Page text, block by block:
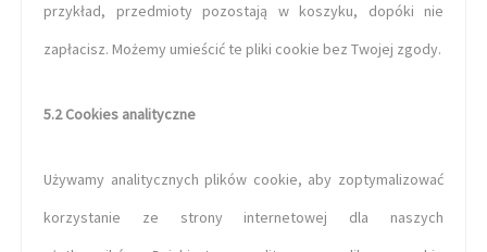
przykład, przedmioty pozostają w koszyku, dopóki nie
zapłacisz. Możemy umieścić te pliki cookie bez Twojej zgody.
5.2 Cookies analityczne
Używamy analitycznych plików cookie, aby zoptymalizować
korzystanie ze strony internetowej dla naszych